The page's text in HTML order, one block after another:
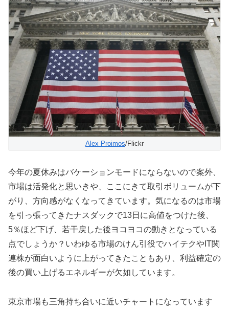
Alex Proimos/Flickr
今年の夏休みはバケーションモードにならないので案外、
市場は活発化と思いきや、ここにきて取引ボリュームが下
がり、方向感がなくなってきています。気になるのは市場
を引っ張ってきたナスダックで13日に高値をつけた後、
5％ほど下げ、若干戻した後ヨコヨコの動きとなっている
点でしょうか？いわゆる市場のけん引役でハイテクやIT関
連株が面白いように上がってきたこともあり、利益確定の
後の買い上げるエネルギーが欠如しています。
東京市場も三角持ち合いに近いチャートになっています